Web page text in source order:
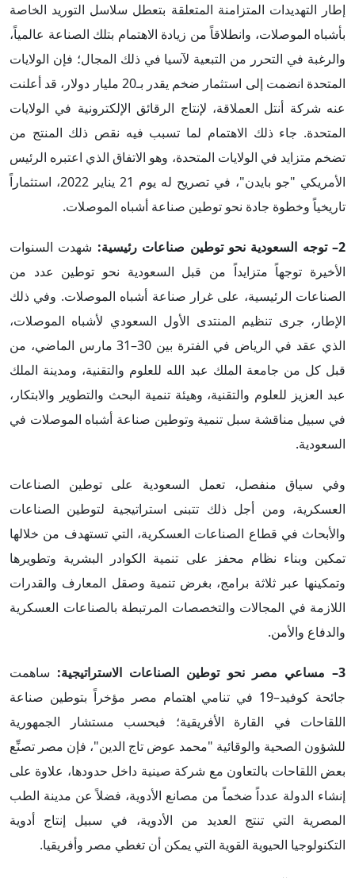
إطار التهديدات المتزامنة المتعلقة بتعطل سلاسل التوريد الخاصة
بأشباه الموصلات، وانطلاقاً من زيادة الاهتمام بتلك الصناعة عالمياً،
والرغبة في التحرر من التبعية لآسيا في ذلك المجال؛ فإن الولايات
المتحدة انضمت إلى استثمار ضخم يقدر بـ20 مليار دولار، قد أعلنت
عنه شركة أنتل العملاقة، لإنتاج الرقائق الإلكترونية في الولايات
المتحدة. جاء ذلك الاهتمام لما تسبب فيه نقص ذلك المنتج من
تضخم متزايد في الولايات المتحدة، وهو الاتفاق الذي اعتبره الرئيس
الأمريكي "جو بايدن"، في تصريح له يوم 21 يناير 2022، استثماراً
تاريخياً وخطوة جادة نحو توطين صناعة أشباه الموصلات.
2– توجه السعودية نحو توطين صناعات رئيسية:
شهدت السنوات
الأخيرة توجهاً متزايداً من قبل السعودية نحو توطين عدد من
الصناعات الرئيسية، على غرار صناعة أشباه الموصلات. وفي ذلك
الإطار، جرى تنظيم المنتدى الأول السعودي لأشباه الموصلات،
الذي عقد في الرياض في الفترة بين 30–31 مارس الماضي، من
قبل كل من جامعة الملك عبد الله للعلوم والتقنية، ومدينة الملك
عبد العزيز للعلوم والتقنية، وهيئة تنمية البحث والتطوير والابتكار،
في سبيل مناقشة سبل تنمية وتوطين صناعة أشباه الموصلات في
السعودية.
وفي سياق منفصل، تعمل السعودية على توطين الصناعات
العسكرية، ومن أجل ذلك تتبنى استراتيجية لتوطين الصناعات
والأبحاث في قطاع الصناعات العسكرية، التي تستهدف من خلالها
تمكين وبناء نظام محفز على تنمية الكوادر البشرية وتطويرها
وتمكينها عبر ثلاثة برامج، بغرض تنمية وصقل المعارف والقدرات
اللازمة في المجالات والتخصصات المرتبطة بالصناعات العسكرية
والدفاع والأمن.
3– مساعي مصر نحو توطين الصناعات الاستراتيجية: ساهمت
جائحة كوفيد–19 في تنامي اهتمام مصر مؤخراً بتوطين صناعة
اللقاحات في القارة الأفريقية؛ فبحسب مستشار الجمهورية
للشؤون الصحية والوقائية "محمد عوض تاج الدين"، فإن مصر تصنِّع
بعض اللقاحات بالتعاون مع شركة صينية داخل حدودها، علاوة على
إنشاء الدولة عدداً ضخماً من مصانع الأدوية، فضلاً عن مدينة الطب
المصرية التي تنتج العديد من الأدوية، في سبيل إنتاج أدوية
التكنولوجيا الحيوية القوية التي يمكن أن تغطي مصر وأفريقيا.